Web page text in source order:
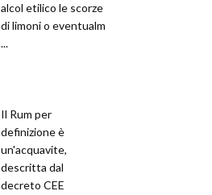
alcol etilico le scorze
di limoni o eventualm
...
Il Rum per
definizione è
un'acquavite,
descritta dal
decreto CEE